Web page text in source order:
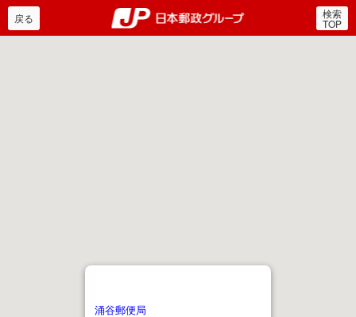
郵便局・日本郵政グルー
戻る 検索
TOP
涌谷郵便局